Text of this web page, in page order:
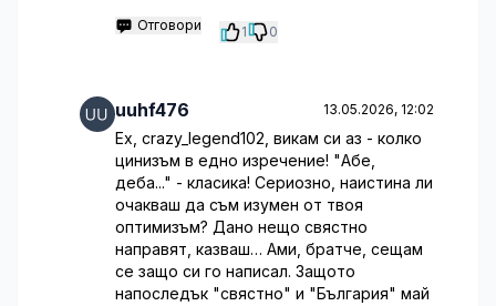
Отговори 1 0
uuhf476 13.05.2026, 12:02
Ех, crazy_legend102, викам си аз - колко
цинизъм в едно изречение! "Абе,
деба..." - класика! Сериозно, наистина ли
очакваш да съм изумен от твоя
оптимизъм? Дано нещо свястно
направят, казваш… Ами, братче, сещам
се защо си го написал. Защото
напоследък "свястно" и "България" май